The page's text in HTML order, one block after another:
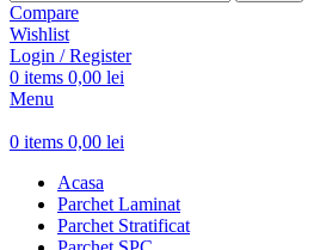
Compare
Wishlist
Login / Register
0 items 0,00 lei
Menu
0 items 0,00 lei
Acasa
Parchet Laminat
Parchet Stratificat